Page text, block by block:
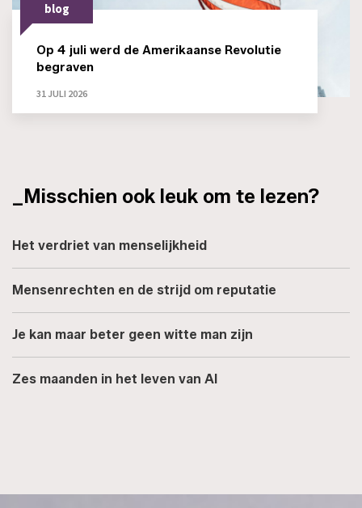
blog
Op 4 juli werd de Amerikaanse Revolutie
begraven
31 JULI 2026
_Misschien ook leuk om te lezen?
Het verdriet van menselijkheid
Mensenrechten en de strijd om reputatie
Je kan maar beter geen witte man zijn
Zes maanden in het leven van AI